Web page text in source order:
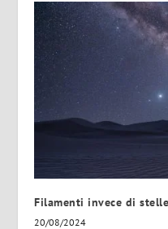
Filamenti invece di stelle
20/08/2024